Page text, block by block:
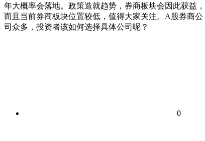
年大概率会落地。政策造就趋势，券商板块会因此获益，
而且当前券商板块位置较低，值得大家关注。A股券商公
司众多，投资者该如何选择具体公司呢？
0